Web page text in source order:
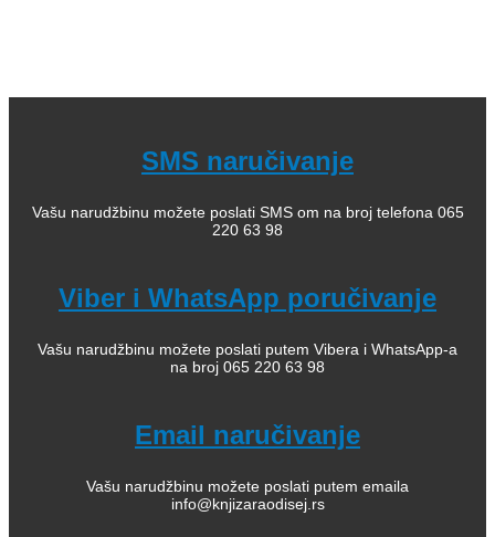
SMS naručivanje
Vašu narudžbinu možete poslati SMS om na broj telefona 065
220 63 98
Viber i WhatsApp poručivanje
Vašu narudžbinu možete poslati putem Vibera i WhatsApp-a
na broj 065 220 63 98
Email naručivanje
Vašu narudžbinu možete poslati putem emaila
info@knjizaraodisej.rs